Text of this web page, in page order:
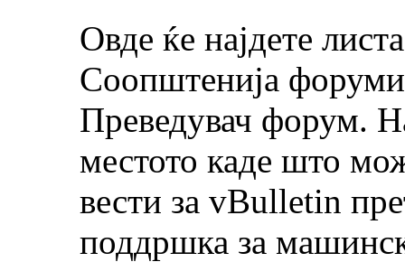
Овде ќе најдете
Соопштенија
Преведувач форум.
местото каде што
вести за vBulletin
поддршка за